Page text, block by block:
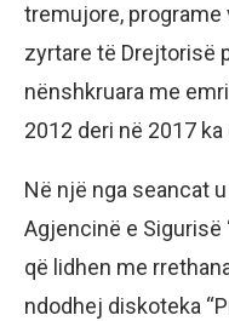
tremujore,
zyrtare të Drejtorisë
nënshkruara me
2012 deri në 2017
Në një nga seancat
Agjencinë e Sigurisë
që lidhen me
ndodhej diskoteka